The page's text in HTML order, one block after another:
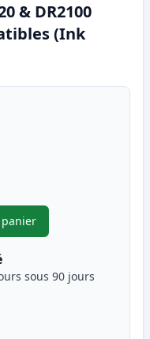
& DR2100
(Ink
de 3 Brother TN2120
sous 90 jours